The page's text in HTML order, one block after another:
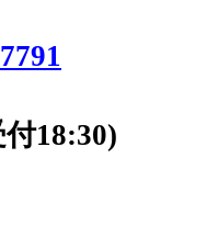
18:30)